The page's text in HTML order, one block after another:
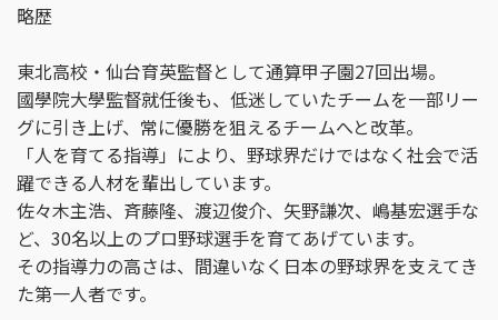
略歴
東北高校・仙台育英監督として通算甲子園27回出場。
國學院大學監督就任後も、低迷していたチームを一部リー
グに引き上げ、常に優勝を狙えるチームへと改革。
「人を育てる指導」により、野球界だけではなく社会で活
躍できる人材を輩出しています。
佐々木主浩、斉藤隆、渡辺俊介、矢野謙次、嶋基宏選手な
ど、30名以上のプロ野球選手を育てあげています。
その指導力の高さは、間違いなく日本の野球界を支えてき
た第一人者です。